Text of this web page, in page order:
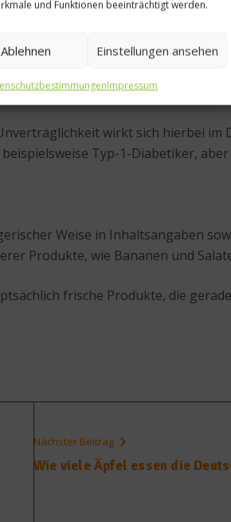
und Funktionen beeinträchtigt werden.
Ablehnen Einstellungen ansehen
Impressum
Milchzucker. Oft tritt diese
in Deutschland von der
Prozent der Bevölkerung nicht in
wirkt sich hierbei
Typ-1-Diabetiker,
Weise in Inhaltsangaben
Produkte, wie Bananen und
frische Produkte, die
Nächster Beitrag
Wie viele Äpfel essen die